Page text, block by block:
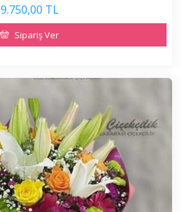
9.750,00 TL
Sipariş Ver